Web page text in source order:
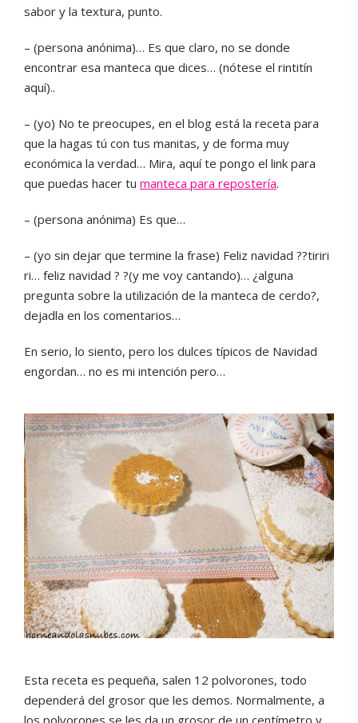
sabor y la textura, punto.
– (persona anónima)… Es que claro, no se donde
encontrar esa manteca que dices… (nótese el rintitín
aquí)..
– (yo) No te preocupes, en el blog está la receta para
que la hagas tú con tus manitas, y de forma muy
económica la verdad… Mira, aquí te pongo el link para
que puedas hacer tu manteca para repostería.
– (persona anónima) Es que…
– (yo sin dejar que termine la frase) Feliz navidad ??tiriri
ri… feliz navidad ? ?(y me voy cantando)… ¿alguna
pregunta sobre la utilización de la manteca de cerdo?,
dejadla en los comentarios…
En serio, lo siento, pero los dulces típicos de Navidad
engordan… no es mi intención pero…
Esta receta es pequeña, salen 12 polvorones, todo
dependerá del grosor que les demos. Normalmente, a
los polvorones se les da un grosor de un centímetro y